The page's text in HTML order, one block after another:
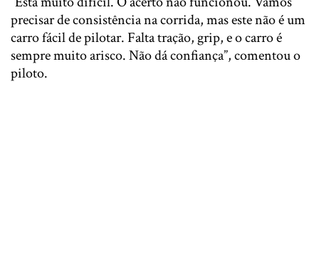
precisar de consistência na corrida, mas este não é um
carro fácil de pilotar. Falta tração, grip, e o carro é
sempre muito arisco. Não dá confiança”, comentou o
piloto.